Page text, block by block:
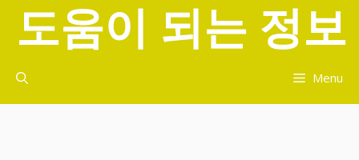
너
도움이 되는 정보
Menu